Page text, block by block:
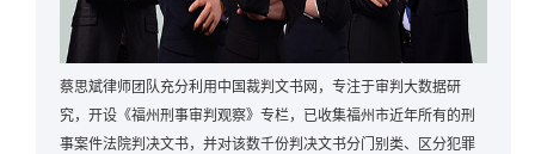
蔡思斌律师团队充分利用中国裁判文书网，专注于审判大数据研
究，开设《福州刑事审判观察》专栏，已收集福州市近年所有的刑
事案件法院判决文书，并对该数千份判决文书分门别类、区分犯罪